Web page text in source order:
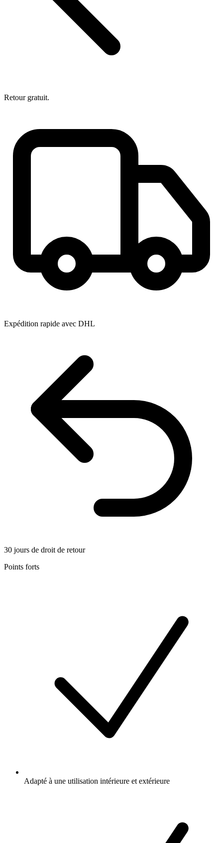
Retour gratuit.
Expédition rapide avec DHL
30 jours de droit de retour
Points forts
Adapté à une utilisation intérieure et extérieure